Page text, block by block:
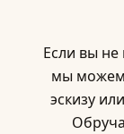
Если вы
мы можем
эскизу